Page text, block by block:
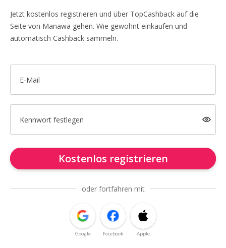
Jetzt kostenlos registrieren und über TopCashback auf die
Seite von Manawa gehen. Wie gewohnt einkaufen und
automatisch Cashback sammeln.
E-Mail
Kennwort festlegen
Kostenlos registrieren
oder fortfahren mit
Google Facebook Apple